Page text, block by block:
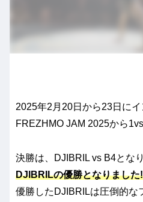
2025年2月20日から23日に
FREZHMO JAM 2025から
決勝は、DJIBRIL vs B4とな
DJIBRILの優勝となりました
優勝したDJIBRILは圧倒的な